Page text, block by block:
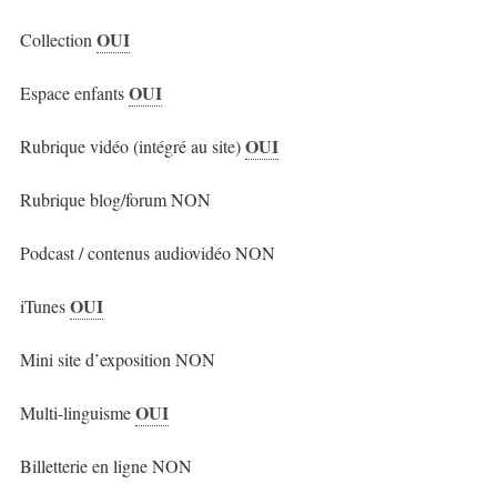
Collection OUI
Espace enfantsOUI
Rubrique vidéo (intégré au site)OUI
Rubrique blog/forum NON
Podcast / contenus audiovidéo NON
iTunesOUI
Mini site d’exposition NON
Multi-linguismeOUI
Billetterie en ligne NON